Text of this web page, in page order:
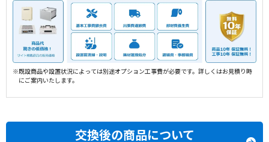
※既設商品や設置状況によっては別途オプション工事費が必要です。詳しくはお見積り時
にご案内いたします。
交換後の商品について